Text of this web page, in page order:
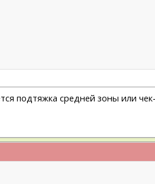
подтяжка средней зоны или